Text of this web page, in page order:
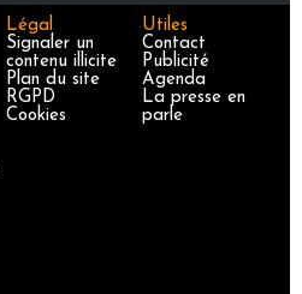
Légal
Signaler un
contenu illicite
Plan du site
RGPD
Cookies
Utiles
Contact
Publicité
Agenda
La presse en
parle